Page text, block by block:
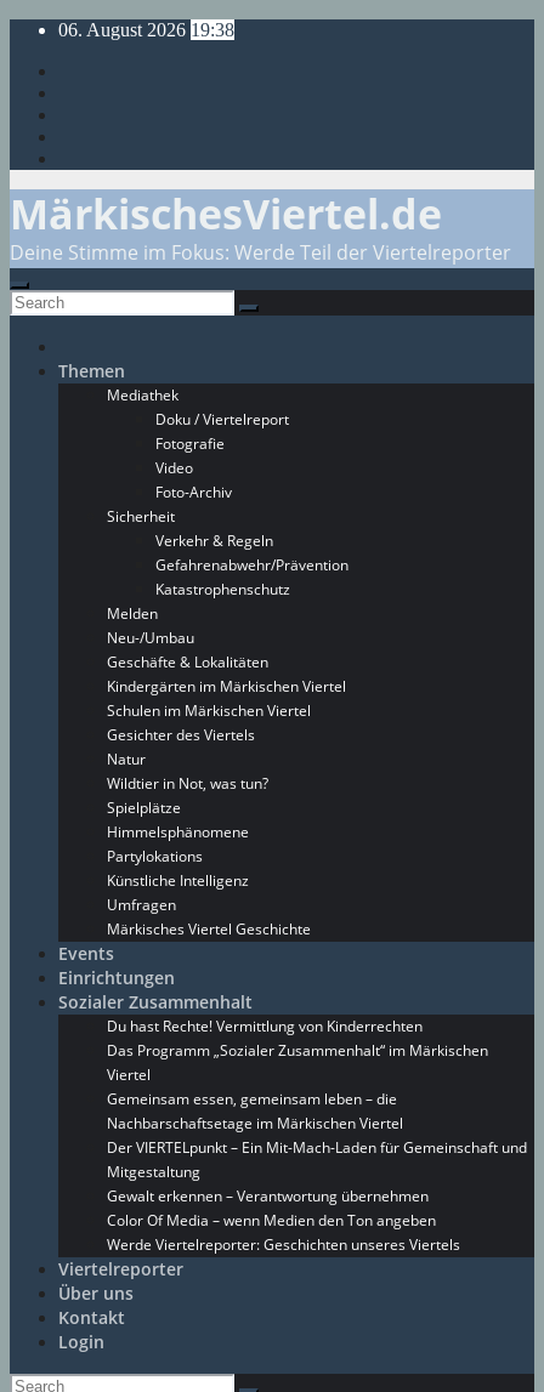
Skip
content
06. August 2026 19:38
MärkischesViertel.de
Deine Stimme im Fokus: Werde Teil der Viertelreporter
Themen
Mediathek
Doku / Viertelreport
Fotografie
Video
Foto-Archiv
Sicherheit
Verkehr & Regeln
Gefahrenabwehr/Prävention
Katastrophenschutz
Melden
Neu-/Umbau
Geschäfte & Lokalitäten
Kindergärten im Märkischen Viertel
Schulen im Märkischen Viertel
Gesichter des Viertels
Natur
Wildtier in Not, was tun?
Spielplätze
Himmelsphänomene
Partylokations
Künstliche Intelligenz
Umfragen
Märkisches Viertel Geschichte
Events
Einrichtungen
Sozialer Zusammenhalt
Du hast Rechte! Vermittlung von Kinderrechten
Das Programm „Sozialer Zusammenhalt“ im Märkischen
Viertel
Gemeinsam essen, gemeinsam leben – die
Nachbarschaftsetage im Märkischen Viertel
Der VIERTELpunkt – Ein Mit-Mach-Laden für Gemeinschaft und
Mitgestaltung
Gewalt erkennen – Verantwortung übernehmen
Color Of Media – wenn Medien den Ton angeben
Werde Viertelreporter: Geschichten unseres Viertels
Viertelreporter
Über uns
Kontakt
Login